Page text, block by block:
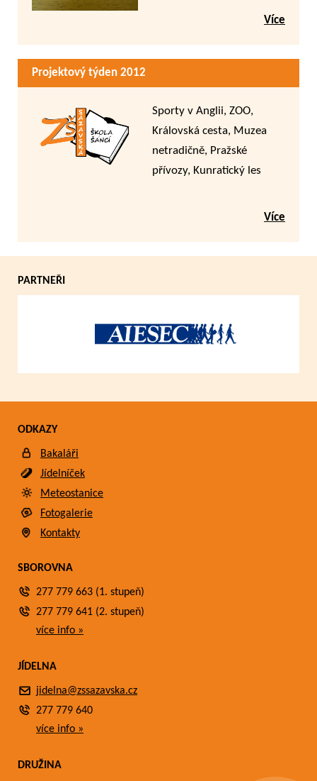
Více
Projektový týden 2012
Sporty v Anglii, ZOO,
Královská cesta, Muzea
netradičně, Pražské
přívozy, Kunratický les
Více
PARTNEŘI
ODKAZY
Bakaláři
Jídelníček
Meteostanice
Fotogalerie
Kontakty
SBOROVNA
277 779 663 (1. stupeň)
277 779 641 (2. stupeň)
více info »
JÍDELNA
jidelna@zssazavska.cz
277 779 640
více info »
DRUŽINA